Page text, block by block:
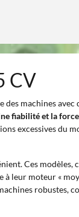
CV
des machines
fiabilité et la
excessives du
Ces modèles,
leur moteur «
robustes,